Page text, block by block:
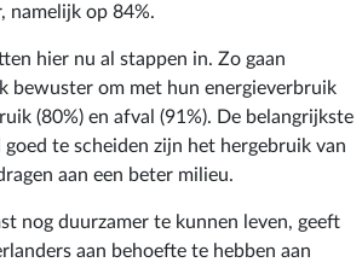
namelijk op 84%.
hier nu al stappen in. Zo gaan
bewuster om met hun energieverbruik
(80%) en afval (91%). De belangrijkste
goed te scheiden zijn het hergebruik van
aan een beter milieu.
nog duurzamer te kunnen leven, geeft
aan behoefte te hebben aan